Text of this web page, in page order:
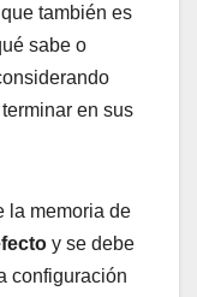
también es
sabe o
en sus
la memoria de
y se debe
configuración